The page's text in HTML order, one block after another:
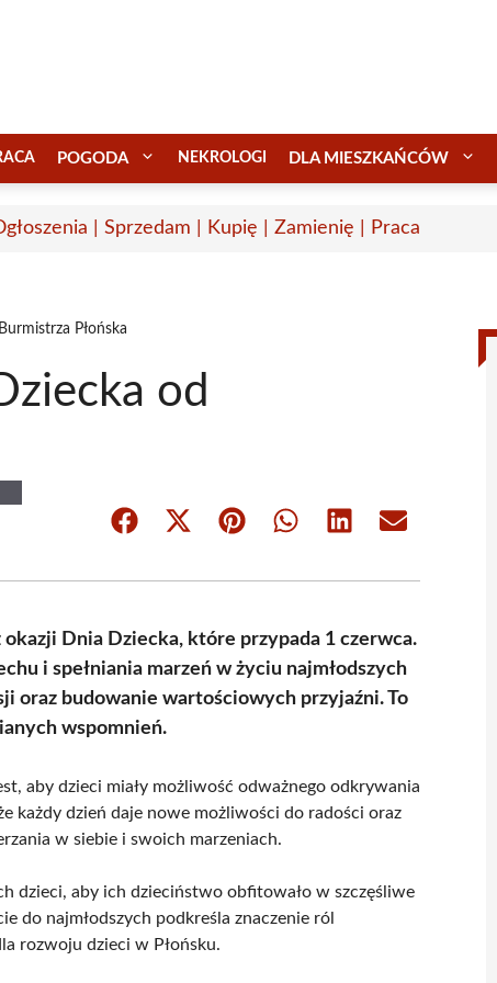
POGODA NEKROLOGI DLA MIESZKAŃCÓW
| Sprzedam | Kupię | Zamienię | Praca
Płońska
od
Share
Share
(Twitter)
Share Share Share Share
okazji Dnia Dziecka, które przypada 1 czerwca.
i spełniania marzeń w życiu najmłodszych
oraz budowanie wartościowych przyjaźni. To
wspomnień.
aby dzieci miały możliwość odważnego odkrywania
każdy dzień daje nowe możliwości do radości oraz
w siebie i swoich marzeniach.
dzieci, aby ich dzieciństwo obfitowało w szczęśliwe
do najmłodszych podkreśla znaczenie ról
rozwoju dzieci w Płońsku.